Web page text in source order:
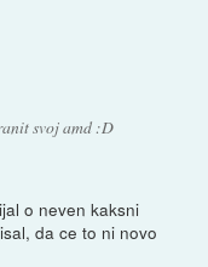
svoj amd :D
o neven kaksni
da ce to ni novo